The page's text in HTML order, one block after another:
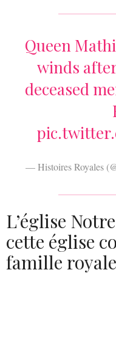
Queen
winds
deceased
— Histoires Royales
L’église
cette église
famille royale